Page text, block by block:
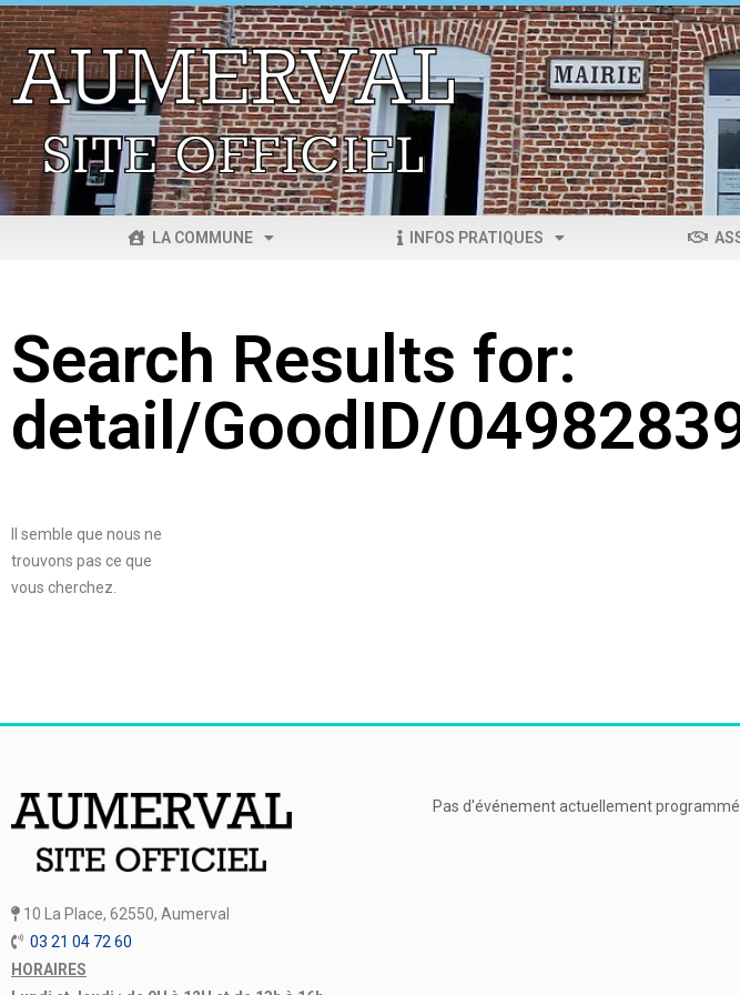
LA COMMUNE INFOS PRATIQUES
Search Results for:
detail/GoodID/
Il semble que nous ne
trouvons pas ce que
vous cherchez.
10 La Place, 62550, Aumerval
03 21 04 72 60
HORAIRES
Pas d'événement actuellement programmé.